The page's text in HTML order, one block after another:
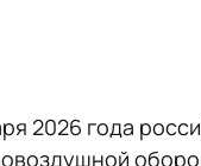
2026 года